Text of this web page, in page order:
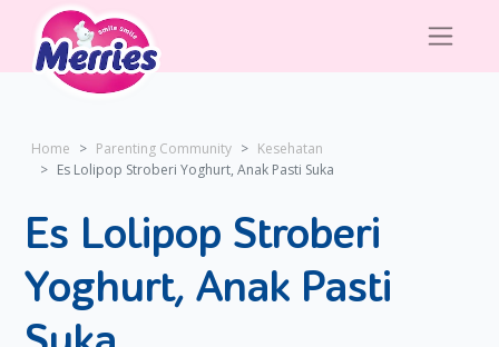
Home Parenting Community
Kesehatan
Es Lolipop Stroberi Yoghurt, Anak Pasti Suka
Es Lolipop Stroberi
Yoghurt, Anak Pasti